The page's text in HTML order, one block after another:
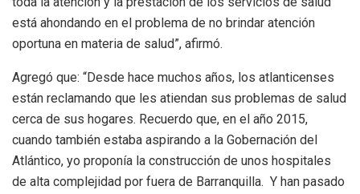
está ahondando en el problema de no brindar atención
oportuna en materia de salud”, afirmó.
Agregó que: “Desde hace muchos años, los atlanticenses
están reclamando que les atiendan sus problemas de salud
cerca de sus hogares. Recuerdo que, en el año 2015,
cuando también estaba aspirando a la Gobernación del
Atlántico, yo proponía la construcción de unos hospitales
de alta complejidad por fuera de Barranquilla. Y han pasado